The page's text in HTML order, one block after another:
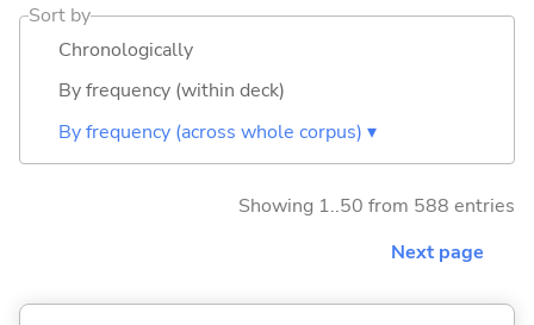
Sort by
Chronologically
By frequency (within deck)
By frequency (across whole corpus) ▾
Showing 1..50 from 588 entries
Next page